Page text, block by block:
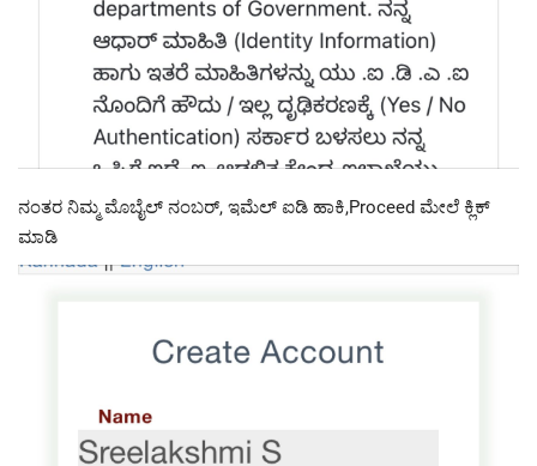
ನಂತರ ನಿಮ್ಮ ಮೊಬೈಲ್ ನಂಬರ್, ಇಮೆಲ್ ಐಡಿ ಹಾಕಿ,Proceed ಮೇಲೆ ಕ್ಲಿಕ್
ಮಾಡಿ